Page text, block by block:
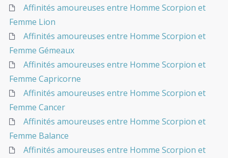
Affinités amoureuses entre Homme Scorpion et
Femme Lion
Affinités amoureuses entre Homme Scorpion et
Femme Gémeaux
Affinités amoureuses entre Homme Scorpion et
Femme Capricorne
Affinités amoureuses entre Homme Scorpion et
Femme Cancer
Affinités amoureuses entre Homme Scorpion et
Femme Balance
Affinités amoureuses entre Homme Scorpion et